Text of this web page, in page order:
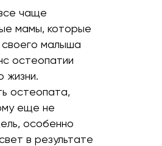
чаще
мамы, которые
своего малыша
остеопатии
жизни.
остеопата,
еще не
особенно
в результате